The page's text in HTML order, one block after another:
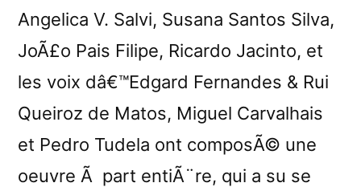
Angelica V. Salvi, Susana Santos Silva,
JoÃ£o Pais Filipe, Ricardo Jacinto, et
les voix dâ€™Edgard Fernandes & Rui
Queiroz de Matos, Miguel Carvalhais
et Pedro Tudela ont composÃ© une
oeuvre Ã part entiÃ¨re, qui a su se